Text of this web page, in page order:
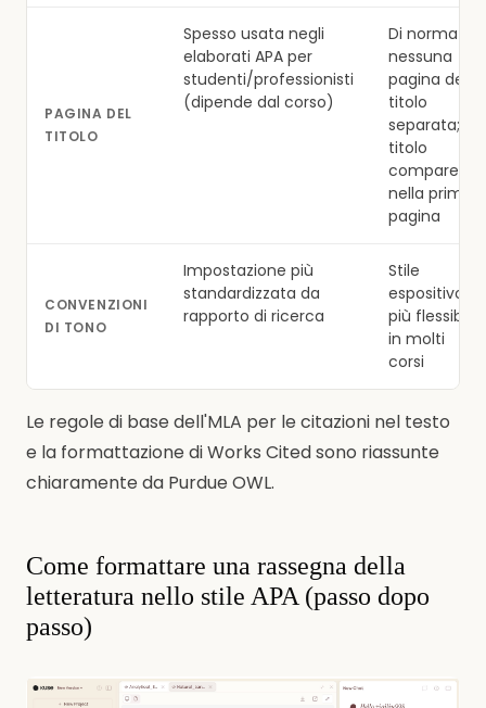
PAGINA DEL
TITOLO
Spesso usata negli
elaborati APA per
studenti/professionisti
(dipende dal corso)
Di norma
nessuna
pagina del
titolo
separata; il
titolo
compare
nella prima
pagina
CONVENZIONI
DI TONO
Impostazione più
standardizzata da
rapporto di ricerca
Stile
espositivo
più flessibile
in molti
corsi
Le regole di base dell'MLA per le citazioni nel testo
e la formattazione di Works Cited sono riassunte
chiaramente da Purdue OWL.
Come formattare una rassegna della
letteratura nello stile APA (passo dopo
passo)